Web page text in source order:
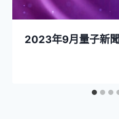
2023年9月量子新聞